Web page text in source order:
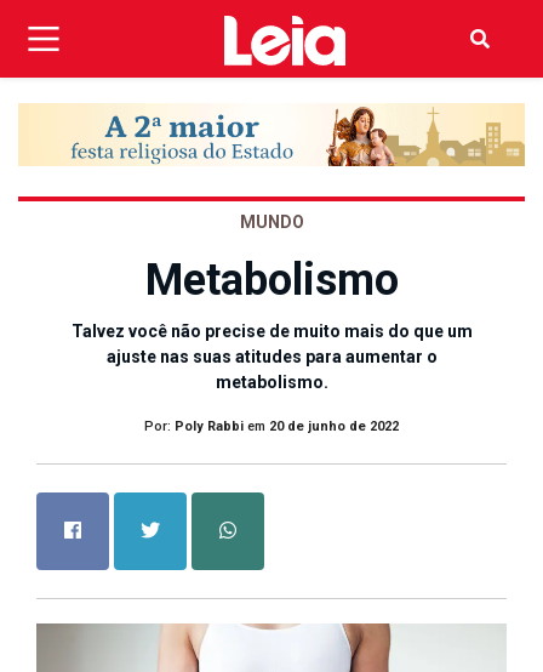
MUNDO
Metabolismo
Talvez você não precise de muito mais do que um
ajuste nas suas atitudes para aumentar o
metabolismo.
Por: Poly Rabbi em 20 de junho de 2022